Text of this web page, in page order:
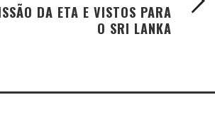
DA ETA E VISTOS PARA
O SRI LANKA